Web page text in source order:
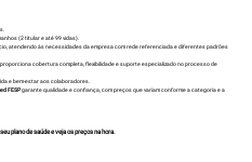
(2 titular e até 99 vidas).
atendendo às necessidades da empresa com rede referenciada e diferentes padrões
proporciona cobertura completa, flexibilidade e suporte especializado no processo de
e bem-estar aos colaboradores.
FESPgarante qualidade e confiança, com preços que variam conforme a categoria e a
plano de saúde e veja os preços na hora.